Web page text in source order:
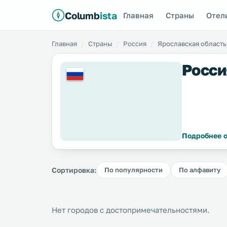
Columbista Главная Страны
Главная Страны Россия Ярославская
Подробнее
Сортировка: По популярности По алфавиту
Нет городов с достопримечательностями.